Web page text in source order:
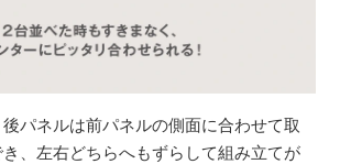
パネルは前パネルの側面に合わせて取
、左右どちらへもずらして組み立てが